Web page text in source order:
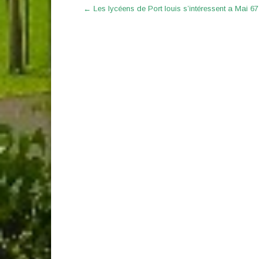
Post
← Les lycéens de Port louis s’intéressent a Mai 67